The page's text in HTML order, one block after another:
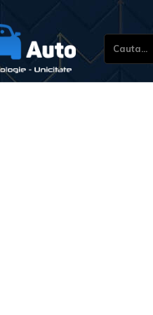
Cauta...